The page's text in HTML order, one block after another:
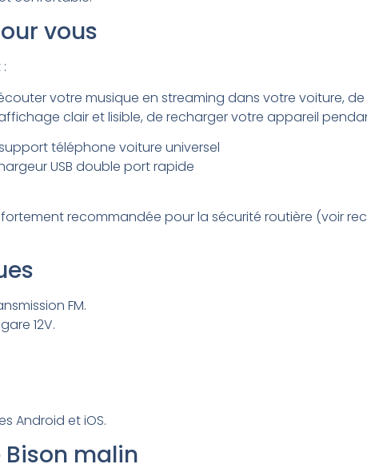
vous
votre musique en streaming dans votre voiture,
clair et lisible, de recharger votre appareil
téléphone voiture universel
USB double port rapide
fortement recommandée pour la sécurité routière (voir
FM.
12V.
Android et iOS.
malin